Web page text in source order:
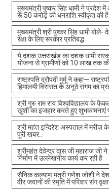
मुख्यमंत्री पुष्कर सिंह धामी ने प्रदेश
रू.50 करोड़ की धनराशि स्वीकृत की है
मुख्यमंत्री श्री पुष्कर सिंह धामी
रक्षा के लिए सरकार प्रतिबद्ध
ये दशक उत्तराखंड का दशक धामी
योजना से ग्रामीणों को 10 लाख तक
राष्ट्रपति द्रौपदी मुर्मू ने कहा—
हिमालयी विरासत के अनूठे संगम का
श्री गुरु राम राय विश्वविद्यालय के
खुशी का इजहार करते हुए शुभकामनाएं
श्री महंत इन्दिरेश अस्पताल में मरीज़
पूरी खबर..
श्रीमहंत देवेन्द्र दास जी महाराज जी
निर्माण में उल्लेखनीय कार्य कर रही है
सैनिक कल्याण मंत्री गणेश जोशी ने
वीर जवानों की स्मृति में परिवार संग